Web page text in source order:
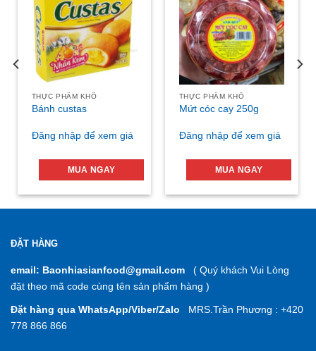
THỰC PHẨM KHÔ
Bánh custas
Đăng nhập để xem giá
MUA NGAY
THỰC PHẨM KHÔ
Mứt cóc cay 250g
Đăng nhập để xem giá
MUA NGAY
ĐẶT HÀNG
email: Baonhiasianfood@gmail.com ( Quý khách Vui Lòng
đặt theo mã code cùng tên sản phẩm hàng )
Đặt hàng qua WhatsApp/Viber/Zalo MRS.Trần Phương : +420
778 866 866